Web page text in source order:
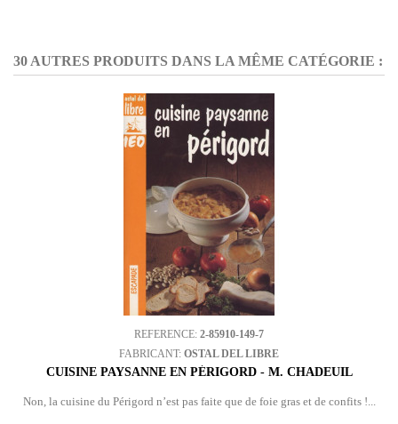
30 AUTRES PRODUITS DANS LA MÊME CATÉGORIE :
REFERENCE: 2-85910-149-7
FABRICANT: OSTAL DEL LIBRE
CUISINE PAYSANNE EN PÉRIGORD - M. CHADEUIL
Non, la cuisine du Périgord n’est pas faite que de foie gras et de confits !...